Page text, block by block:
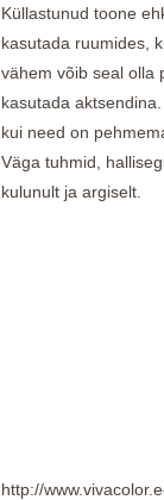
Küllastunud toone
kasutada ruumides,
vähem võib seal olla
kasutada
kui need on
Väga tuhmid,
kulunult ja argiselt.
http://